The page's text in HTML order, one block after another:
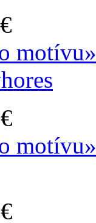
motívu»
motívu»